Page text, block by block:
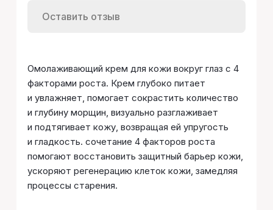
Оставить отзыв
Омолаживающий крем для кожи вокруг глаз с 4
факторами роста. Крем глубоко питает
и увлажняет, помогает сокрастить количество
и глубину морщин, визуально разглаживает
и подтягивает кожу, возвращая ей упругость
и гладкость. сочетание 4 факторов роста
помогают восстановить защитный барьер кожи,
ускоряют регенерацию клеток кожи, замедляя
процессы старения.